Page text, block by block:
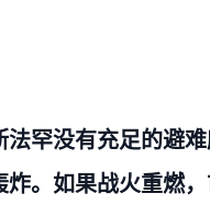
罕没有充足的避难
。如果战火重燃